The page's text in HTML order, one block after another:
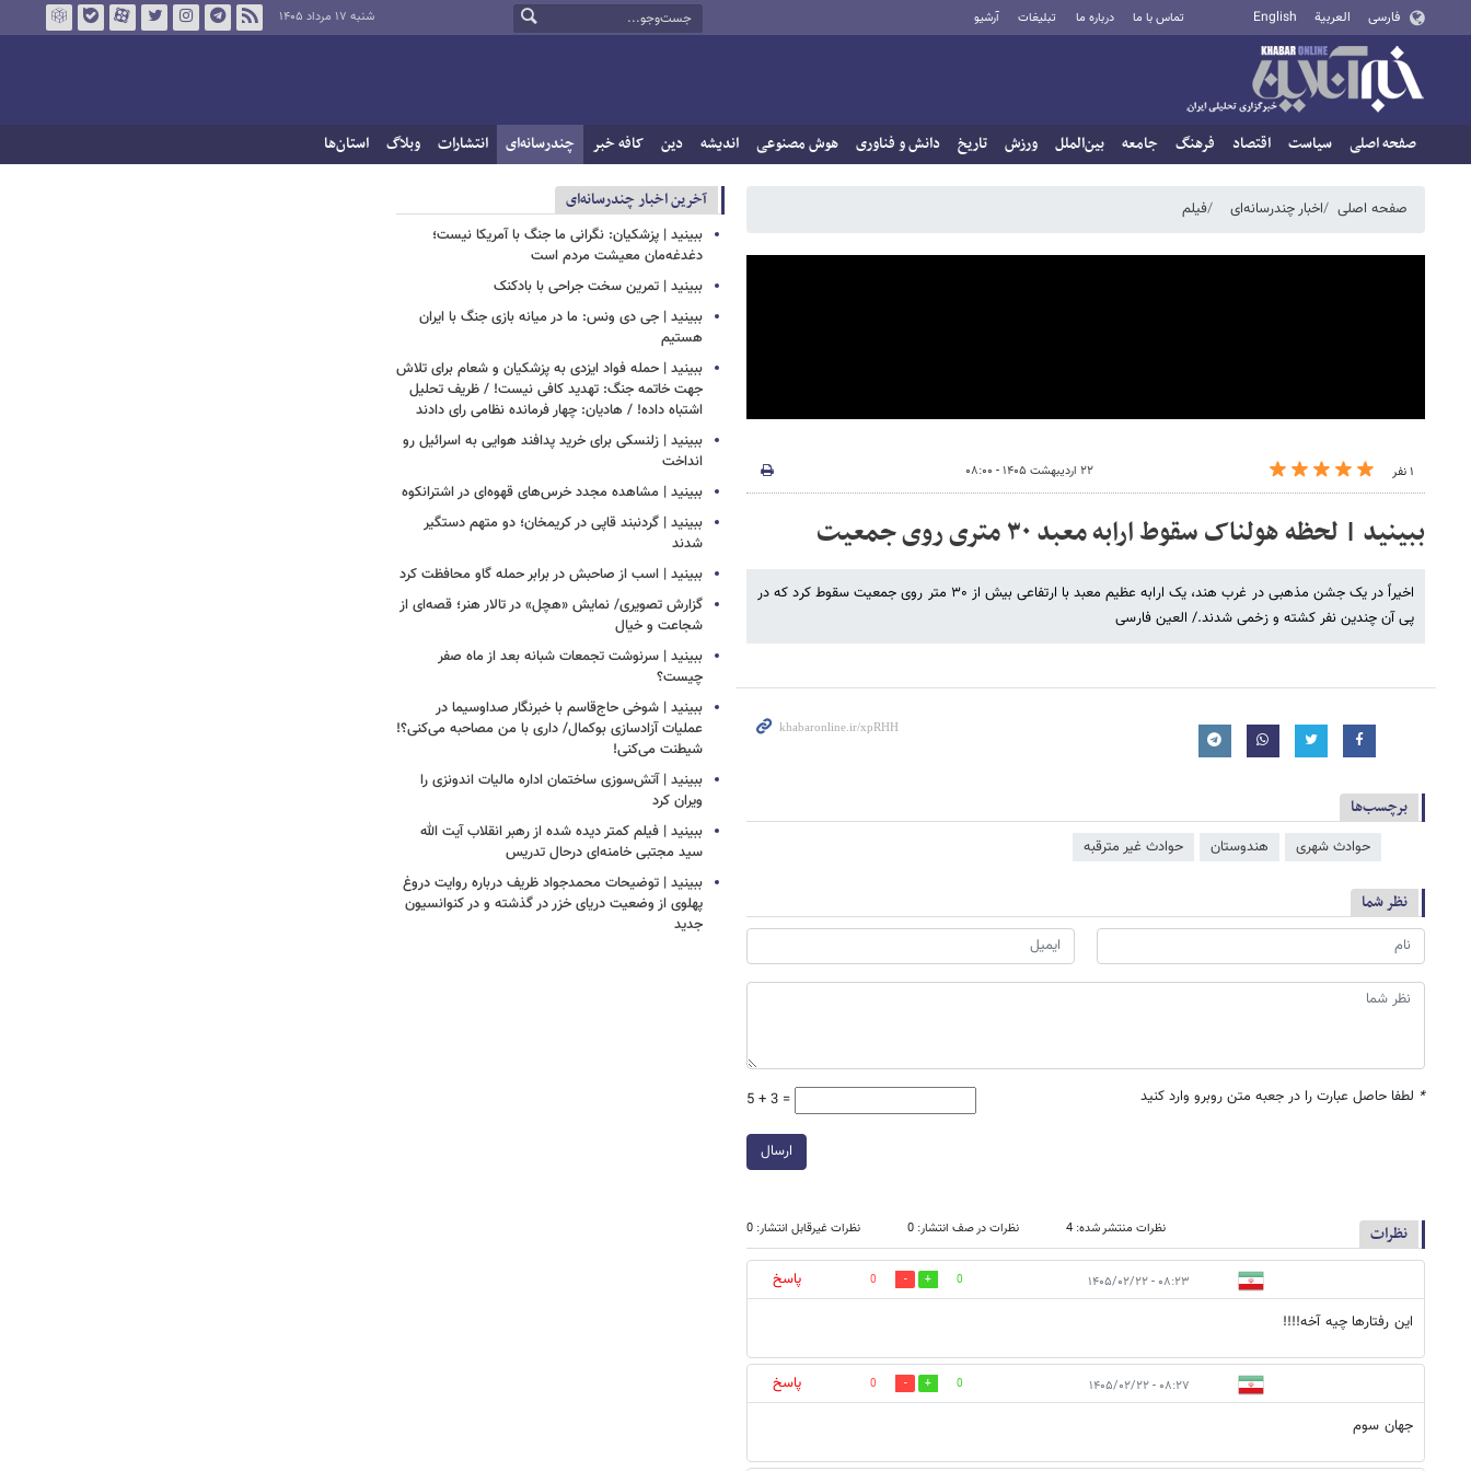
فارسی العربية English تماس با ما درباره ما تبلیغات آرشیو شنبه ۱۷ مرداد ۱۴۰۵
صفحه اصلی سیاست اقتصاد فرهنگ جامعه بین‌الملل ورزش تاریخ دانش و فناوری هوش مصنوعی اندیشه دین کافه خبر چندرسانه‌ای انتشارات وبلاگ استان‌ها
صفحه اصلی اخبار چندرسانه‌ای فیلم
۱ نفر ۲۲ اردیبهشت ۱۴۰۵ - ۰۸:۰۰
ببینید | لحظه هولناک سقوط ارابه معبد ۳۰ متری روی جمعیت
اخیراً در یک جشن مذهبی در غرب هند، یک ارابه عظیم معبد با ارتفاعی بیش از ۳۰ متر روی جمعیت سقوط کرد که در
پی آن چندین نفر کشته و زخمی شدند./ العین فارسی
برچسب‌ها
حوادث شهری هندوستان حوادث غیر مترقبه
نظر شما
* لطفا حاصل عبارت را در جعبه متن روبرو وارد کنید 5 + 3 =
ارسال
نظرات نظرات منتشر شده: 4 نظرات در صف انتشار: 0 نظرات غیرقابل انتشار: 0
۰۸:۲۳ - ۱۴۰۵/۰۲/۲۲ 0
0
پاسخ
این رفتارها چیه آخه!!!!
۰۸:۲۷ - ۱۴۰۵/۰۲/۲۲ 0
0
پاسخ
جهان سوم
آخرین اخبار چندرسانه‌ای
ببینید | پزشکیان: نگرانی ما جنگ با آمریکا نیست؛
دغدغه‌مان معیشت مردم است
ببینید | تمرین سخت جراحی با بادکنک
ببینید | جی دی ونس: ما در میانه بازی جنگ با ایران
هستیم
ببینید | حمله فواد ایزدی به پزشکیان و شعام برای تلاش
جهت خاتمه جنگ: تهدید کافی نیست! / ظریف تحلیل
اشتباه داده! / هادیان: چهار فرمانده نظامی رای دادند
ببینید | زلنسکی برای خرید پدافند هوایی به اسرائیل رو
انداخت
ببینید | مشاهده مجدد خرس‌های قهوه‌ای در اشترانکوه
ببینید | گردنبند قاپی در کریمخان؛ دو متهم دستگیر
شدند
ببینید | اسب از صاحبش در برابر حمله گاو محافظت کرد
گزارش تصویری/ نمایش «هچل» در تالار هنر؛ قصه‌ای از
شجاعت و خیال
ببینید | سرنوشت تجمعات شبانه بعد از ماه صفر
چیست؟
ببینید | شوخی حاج‌قاسم با خبرنگار صداوسیما در
عملیات آزادسازی بوکمال/ داری با من مصاحبه‌ می‌کنی؟!
شیطنت می‌کنی!
ببینید | آتش‌سوزی ساختمان اداره مالیات اندونزی را
ویران کرد
ببینید | فیلم کمتر دیده شده از رهبر انقلاب آیت الله
سید مجتبی خامنه‌ای درحال تدریس
ببینید | توضیحات محمدجواد ظریف درباره روایت دروغ
پهلوی از وضعیت دریای خزر در گذشته و در کنوانسیون
جدید